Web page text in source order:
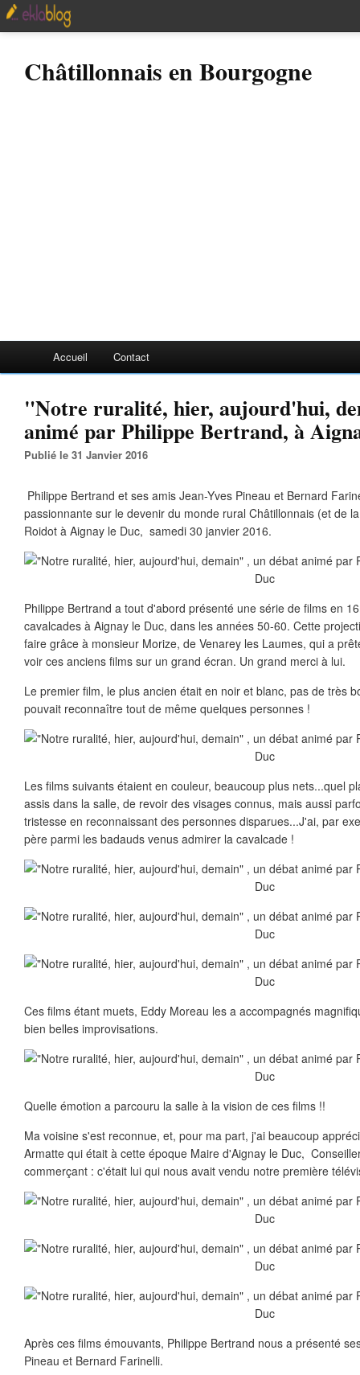
Châtillonnais en Bourgogne
Accueil Contact
"Notre ruralité, hier, aujourd'hui,
animé par Philippe Bertrand, à
Publié le 31 Janvier 2016
Philippe Bertrand et ses amis Jean-Yves Pineau et Bernard
passionnante sur le devenir du monde rural Châtillonnais (et de
Roidot à Aignay le Duc, samedi 30 janvier 2016.
Philippe Bertrand a tout d'abord présenté une série de films en
cavalcades à Aignay le Duc, dans les années 50-60. Cette
faire grâce à monsieur Morize, de Venarey les Laumes, qui a
voir ces anciens films sur un grand écran. Un grand merci à lui.
Le premier film, le plus ancien était en noir et blanc, pas de très
pouvait reconnaître tout de même quelques personnes !
Les films suivants étaient en couleur, beaucoup plus nets...quel
assis dans la salle, de revoir des visages connus, mais aussi
tristesse en reconnaissant des personnes disparues...J'ai, par
père parmi les badauds venus admirer la cavalcade !
Ces films étant muets, Eddy Moreau les a accompagnés
bien belles improvisations.
Quelle émotion a parcouru la salle à la vision de ces films !!
Ma voisine s'est reconnue, et, pour ma part, j'ai beaucoup
Armatte qui était à cette époque Maire d'Aignay le Duc,
commerçant : c'était lui qui nous avait vendu notre première
Après ces films émouvants, Philippe Bertrand nous a présenté
Pineau et Bernard Farinelli.